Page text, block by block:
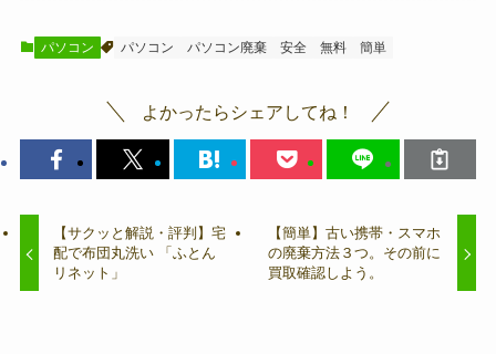
パソコン パソコン パソコン廃棄 安全 無料 簡単
よかったらシェアしてね！
【サクッと解説・評判】宅
配で布団丸洗い 「ふとん
リネット」
【簡単】古い携帯・スマホ
の廃棄方法３つ。その前に
買取確認しよう。